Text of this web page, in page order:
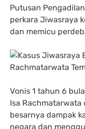
Putusan
perkara Jiwasraya
dan memicu
Vonis 1 tahun 6
Isa
besarnya dampak
negara dan